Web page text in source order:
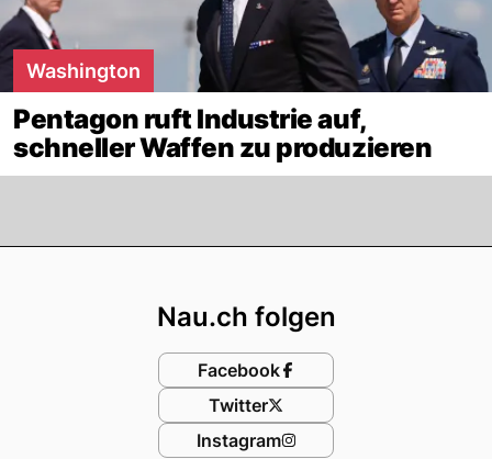
Washington
Pentagon ruft Industrie auf,
schneller Waffen zu produzieren
Nau.ch folgen
Facebook
Twitter
Instagram